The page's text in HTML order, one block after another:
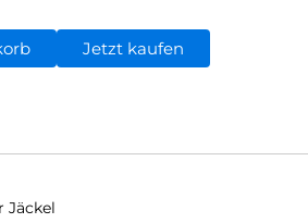
Jetzt kaufen
Jäckel